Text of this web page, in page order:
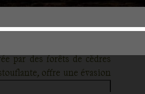
par des forêts de cèdres
offre une évasion
en spectacles saisissants.